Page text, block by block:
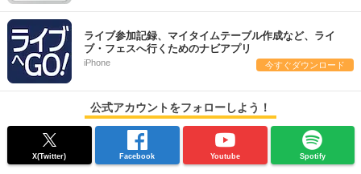
ライブ参加記録、マイタイムテーブル作成など、ライ
ブ・フェスへ行くためのナビアプリ
iPhone 今すぐダウンロード
公式アカウントをフォローしよう！
X(Twitter) Facebook Youtube Spotify